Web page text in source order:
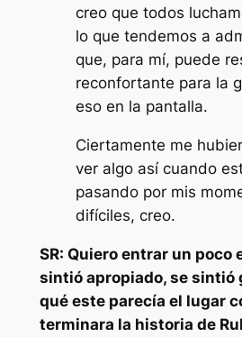
creo que todos
lo que tendemos a
que, para mí, puede
reconfortante para la
eso en la pantalla.
Ciertamente me
ver algo así cuando
pasando por mis
difíciles, creo.
SR: Quiero entrar un poco
sintió apropiado, se sintió
qué este parecía el lugar
terminara la historia de